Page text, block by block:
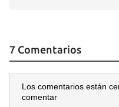
7 Comentarios
Los comentarios están
comentar